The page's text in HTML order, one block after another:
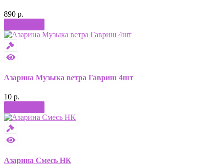
890 р.
Азарина Музыка ветра Гавриш 4шт
10 р.
Азарина Смесь НК